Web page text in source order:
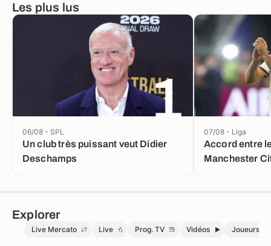
Les plus lus
1
Un club très puissant veut Didier
Deschamps
06/08 - SPL
Accord entre
Manchester
07/08 - Liga
Explorer
Live Mercato Live Prog. TV Vidéos Joueurs